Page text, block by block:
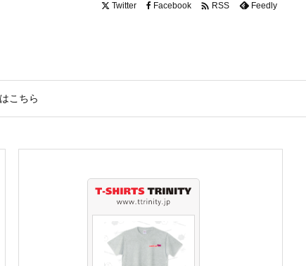
こちら
Twitter Facebook  RSS Feedly